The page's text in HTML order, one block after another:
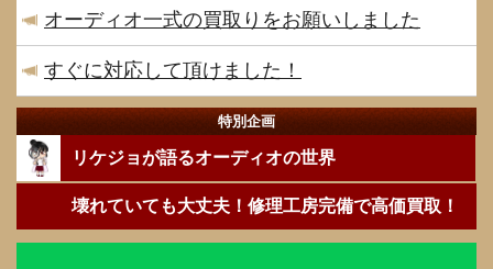
オーディオ一式の買取りをお願いしました
すぐに対応して頂けました！
特別企画
リケジョが語るオーディオの世界
壊れていても大丈夫！修理工房完備で高価買取！